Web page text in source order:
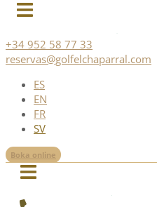
+34 952 58 77 33
reservas@golfelchaparral.com
ES
EN
FR
SV
Boka online